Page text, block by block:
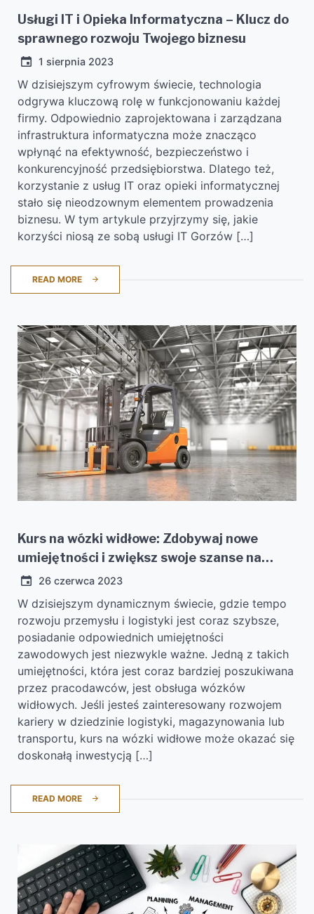
Usługi IT i Opieka Informatyczna – Klucz do
sprawnego rozwoju Twojego biznesu
1 sierpnia 2023
W dzisiejszym cyfrowym świecie, technologia
odgrywa kluczową rolę w funkcjonowaniu każdej
firmy. Odpowiednio zaprojektowana i zarządzana
infrastruktura informatyczna może znacząco
wpłynąć na efektywność, bezpieczeństwo i
konkurencyjność przedsiębiorstwa. Dlatego też,
korzystanie z usług IT oraz opieki informatycznej
stało się nieodzownym elementem prowadzenia
biznesu. W tym artykule przyjrzymy się, jakie
korzyści niosą ze sobą usługi IT Gorzów […]
READ MORE
Kurs na wózki widłowe: Zdobywaj nowe
umiejętności i zwiększ swoje szanse na
rynku pracy!
26 czerwca 2023
W dzisiejszym dynamicznym świecie, gdzie tempo
rozwoju przemysłu i logistyki jest coraz szybsze,
posiadanie odpowiednich umiejętności
zawodowych jest niezwykle ważne. Jedną z takich
umiejętności, która jest coraz bardziej poszukiwana
przez pracodawców, jest obsługa wózków
widłowych. Jeśli jesteś zainteresowany rozwojem
kariery w dziedzinie logistyki, magazynowania lub
transportu, kurs na wózki widłowe może okazać się
doskonałą inwestycją […]
READ MORE